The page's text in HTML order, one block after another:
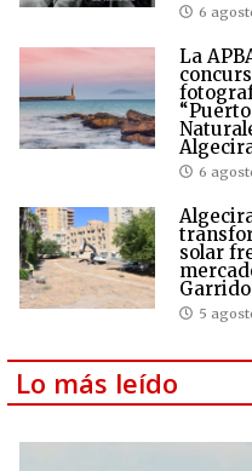
6
La
6
solar
Garrido
5
Lo más leído